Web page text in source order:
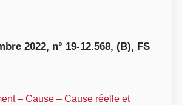
2022, n° 19-12.568, (B), FS
– Cause – Cause réelle et